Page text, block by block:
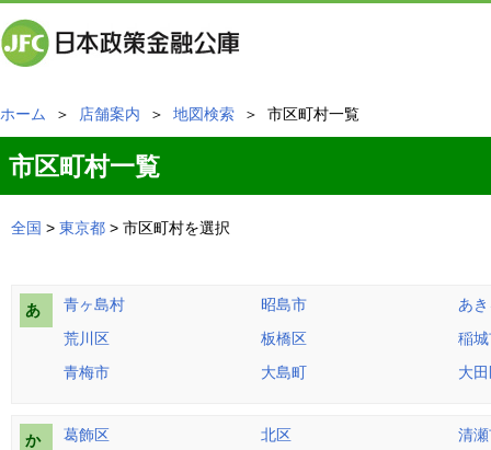
ホーム ＞ 店舗案内 ＞ 地図検索 ＞ 市区町村一覧
市区町村一覧
全国 > 東京都 > 市区町村を選択
あ 青ヶ島村 昭島市
あ
荒川区
板橋区
稲
青梅市
大島町 大
か 葛飾区 北区
清